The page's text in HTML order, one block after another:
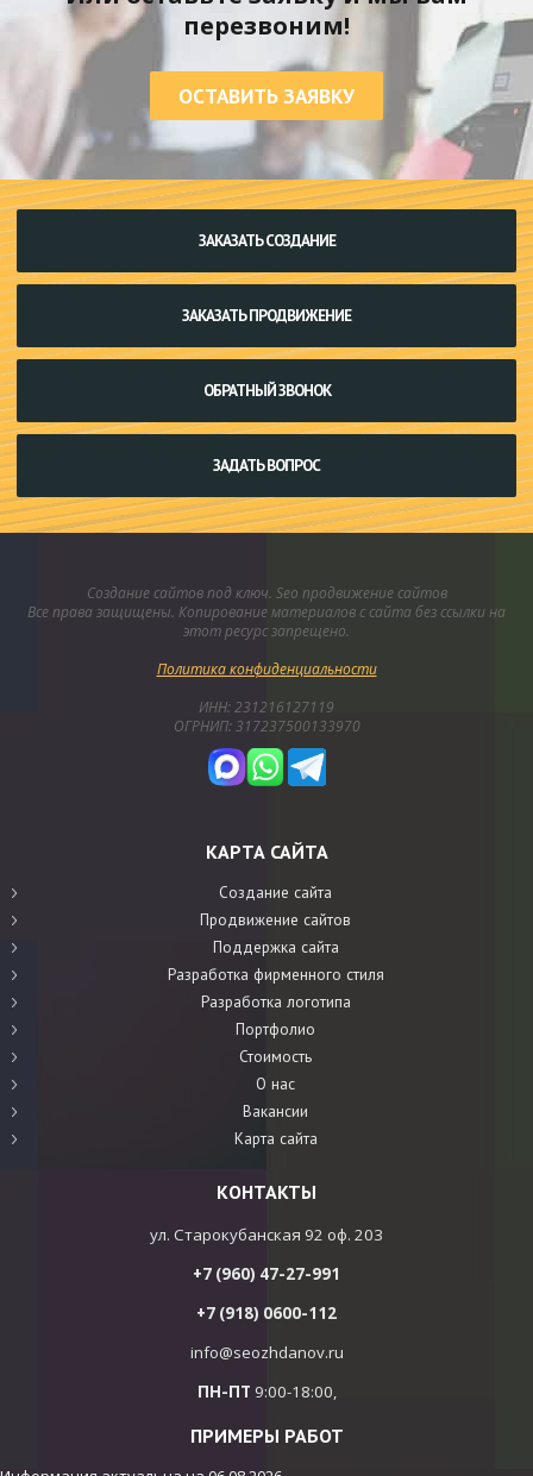
перезвоним!
ОСТАВИТЬ ЗАЯВКУ
ЗАКАЗАТЬ СОЗДАНИЕ
ЗАКАЗАТЬ ПРОДВИЖЕНИЕ
ОБРАТНЫЙ ЗВОНОК
ЗАДАТЬ ВОПРОС
Создание сайтов под ключ. Seo продвижение сайтов
Все права защищены. Копирование материалов с сайта без ссылки на
этот ресурс запрещено.
Политика конфиденциальности
ИНН: 231216127119
ОГРНИП: 317237500133970
КАРТА САЙТА
Создание сайта
Продвижение сайтов
Поддержка сайта
Разработка фирменного стиля
Разработка логотипа
Портфолио
Стоимость
О нас
Вакансии
Карта сайта
КОНТАКТЫ
ул. Старокубанская 92 оф. 203
+7 (960) 47-27-991
+7 (918) 0600-112
info@seozhdanov.ru
ПН-ПТ 9:00-18:00,
ПРИМЕРЫ РАБОТ